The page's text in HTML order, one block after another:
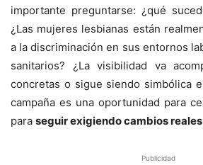
importante preguntarse: ¿qué
¿Las mujeres lesbianas están
a la discriminación en sus entornos
sanitarios? ¿La visibilidad va
concretas o sigue siendo simbólica
campaña es una oportunidad para
para seguir exigiendo cambios reales
Publicidad